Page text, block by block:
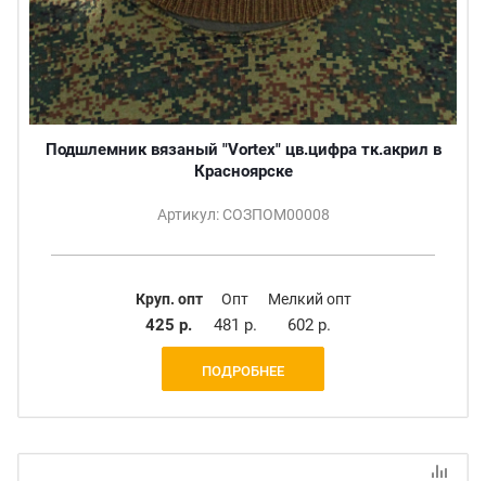
Подшлемник вязаный "Vortex" цв.цифра тк.акрил в
Красноярске
Артикул: СОЗПОМ00008
Круп. опт
425 р.
Опт
481 р.
Мелкий опт
602 р.
ПОДРОБНЕЕ